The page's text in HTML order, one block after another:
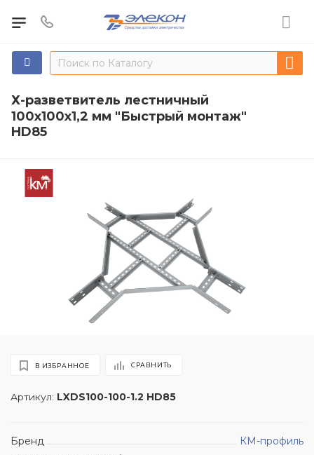
Х-разветвитель лестничный
100х100х1,2 мм "Быстрый монтаж"
HD85
Артикул: LXDS100-100-1.2 HD85
В ИЗБРАННОЕ СРАВНИТЬ
Бренд
КМ-профиль